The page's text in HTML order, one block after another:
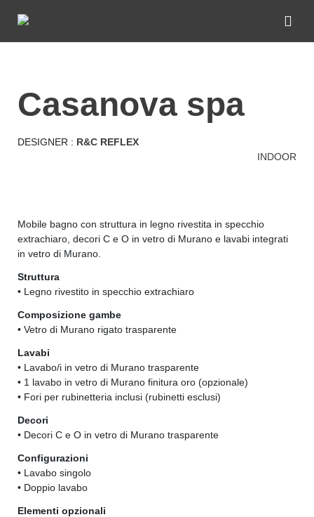
casanova spa
DESIGNER : R&C REFLEX
INDOOR
Mobile bagno con struttura in legno rivestita in specchio
extrachiaro, decori C e O in vetro di Murano e lavabi integrati
in vetro di Murano.
Struttura
• Legno rivestito in specchio extrachiaro
Composizione gambe
• Vetro di Murano rigato trasparente
Lavabi
• Lavabo/i in vetro di Murano trasparente
• 1 lavabo in vetro di Murano finitura oro (opzionale)
• Fori per rubinetteria inclusi (rubinetti esclusi)
Decori
• Decori C e O in vetro di Murano trasparente
Configurazioni
• Lavabo singolo
• Doppio lavabo
Elementi opzionali